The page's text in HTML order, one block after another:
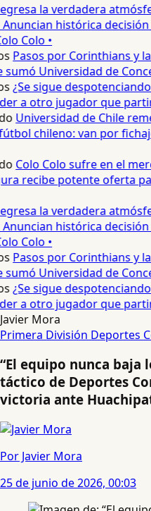
la verdadera
histórica
Colo •
Pasos por Corinthians y
Universidad de
¿Se sigue
a otro jugador que
Universidad de Chile
chileno: van por
Colo Colo sufre en el
recibe potente oferta
la verdadera
histórica
Colo •
Pasos por Corinthians y
Universidad de
¿Se sigue
a otro jugador que
Javier Mora
Primera División Deportes
“El equipo nunca baja
táctico de Deportes
victoria ante
Por Javier Mora
25 de junio de 2026, 00:03